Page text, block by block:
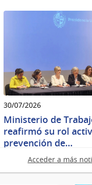
30/07/2026
Ministerio de
reafirmó su rol
prevención de…
Acceder a más